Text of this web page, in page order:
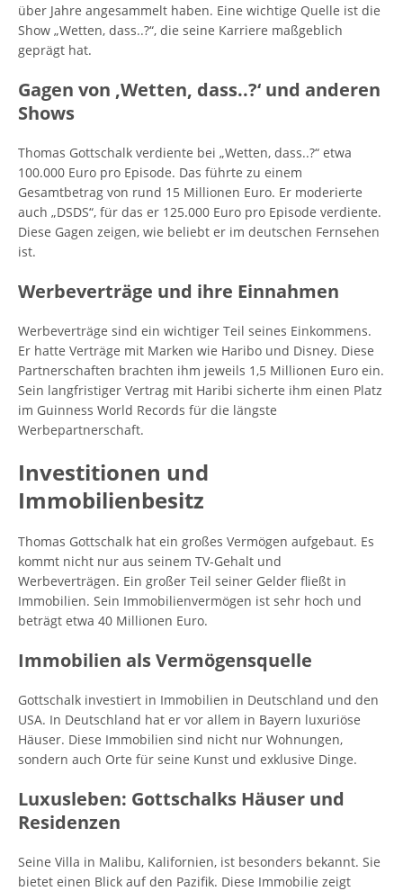
über Jahre angesammelt haben. Eine wichtige Quelle ist die
Show „Wetten, dass..?“, die seine Karriere maßgeblich
geprägt hat.
Gagen von ‚Wetten, dass..?‘ und anderen
Shows
Thomas Gottschalk verdiente bei „Wetten, dass..?“ etwa
100.000 Euro pro Episode. Das führte zu einem
Gesamtbetrag von rund 15 Millionen Euro. Er moderierte
auch „DSDS“, für das er 125.000 Euro pro Episode verdiente.
Diese Gagen zeigen, wie beliebt er im deutschen Fernsehen
ist.
Werbeverträge und ihre Einnahmen
Werbeverträge sind ein wichtiger Teil seines Einkommens.
Er hatte Verträge mit Marken wie Haribo und Disney. Diese
Partnerschaften brachten ihm jeweils 1,5 Millionen Euro ein.
Sein langfristiger Vertrag mit Haribi sicherte ihm einen Platz
im Guinness World Records für die längste
Werbepartnerschaft.
Investitionen und
Immobilienbesitz
Thomas Gottschalk hat ein großes Vermögen aufgebaut. Es
kommt nicht nur aus seinem TV-Gehalt und
Werbeverträgen. Ein großer Teil seiner Gelder fließt in
Immobilien. Sein Immobilienvermögen ist sehr hoch und
beträgt etwa 40 Millionen Euro.
Immobilien als Vermögensquelle
Gottschalk investiert in Immobilien in Deutschland und den
USA. In Deutschland hat er vor allem in Bayern luxuriöse
Häuser. Diese Immobilien sind nicht nur Wohnungen,
sondern auch Orte für seine Kunst und exklusive Dinge.
Luxusleben: Gottschalks Häuser und
Residenzen
Seine Villa in Malibu, Kalifornien, ist besonders bekannt. Sie
bietet einen Blick auf den Pazifik. Diese Immobilie zeigt